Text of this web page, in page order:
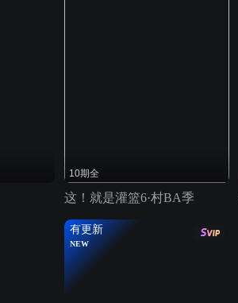
10期全
这！就是灌篮6·村BA季
有更新
NEW